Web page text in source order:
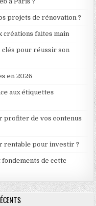
projets de rénovation ?
créations faites main
clés pour réussir son
en 2026
aux étiquettes
profiter de vos contenus
rentable pour investir ?
de cette